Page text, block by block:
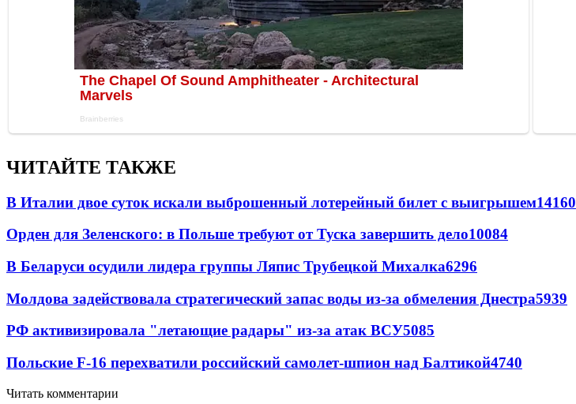
ЧИТАЙТЕ ТАКЖЕ
В Италии двое суток искали выброшенный лотерейный билет с выигрышем14160
Орден для Зеленского: в Польше требуют от Туска завершить дело10084
В Беларуси осудили лидера группы Ляпис Трубецкой Михалка6296
Молдова задействовала стратегический запас воды из-за обмеления Днестра5939
РФ активизировала "летающие радары" из-за атак ВСУ5085
Польские F-16 перехватили российский самолет-шпион над Балтикой4740
Читать комментарии